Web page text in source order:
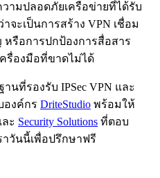
วามปลอดภัยเครือข่ายที่ได้รับ
จะเป็นการสร้าง VPN เชื่อม
รือการปกป้องการสื่อสาร
ครื่องมือที่ขาดไม่ได้
ที่รองรับ IPSec VPN และ
องค์กร DriteStudio พร้อมให้
ะ Security Solutions ที่ตอบ
วันนี้เพื่อปรึกษาฟรี